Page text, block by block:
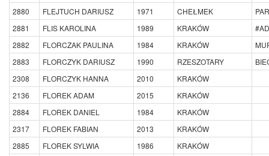
2880 FLEJTUCH DARIUSZ 1971 CHEŁMEK
2881
FLIS KAROLINA 1989 KRAKÓW
2882
FLORCZAK PAULINA 1984 KRAKÓW
2883
FLORCZYK DARIUSZ 1990 RZESZOTARY
2308
FLORCZYK HANNA 2010
KRAKÓW
2136
FLOREK ADAM 2015
KRAKÓW
2884
FLOREK DANIEL 1984
KRAKÓW
2317
FLOREK FABIAN 2013
KRAKÓW
2885
FLOREK SYLWIA 1986
KRAKÓW